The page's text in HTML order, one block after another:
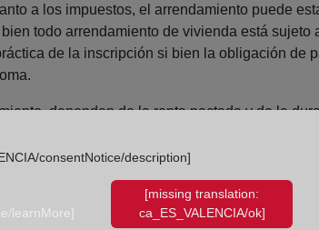
a los impuestos, el arrendamiento puede
todo arrendamiento de vivienda está sujeto
de la inscripción si bien la obligación de
dependen de la renta pactada y de la
de duración (actualmente, tres años) como
nacional) y una renta total de 24.768 €, los
consentNotice/description]
learnMore]
[missing translation:
ca_ES_VALENCIA/ok]